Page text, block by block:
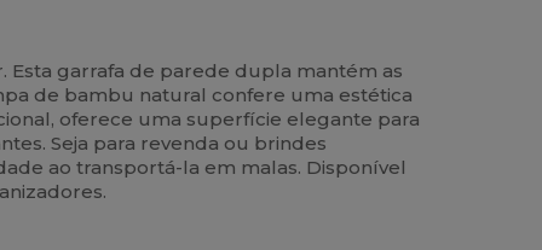
garrafa de parede dupla mantém as
de bambu natural confere uma estética
oferece uma superfície elegante para
Seja para revenda ou brindes
ao transportá-la em malas. Disponível